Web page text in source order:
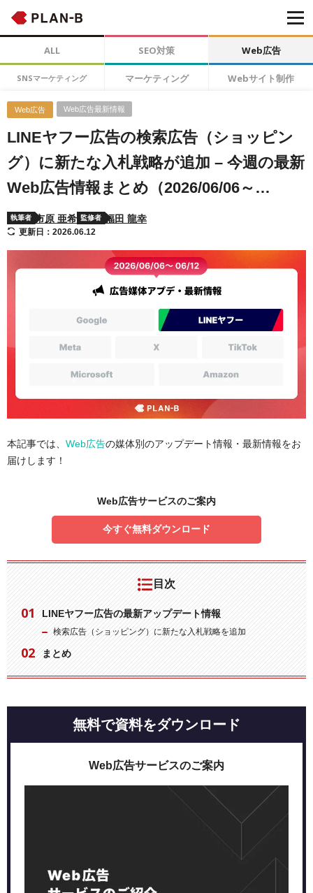
ALL SEO対策 Web広告
SNSマーケティング マーケティング Webサイト制作
Web広告 Web広告最新情報
LINEヤフー広告の検索広告（ショッピン
グ）に新たな入札戦略が追加 – 今週の最新
Web広告情報まとめ（2026/06/06～
06/12）
執筆者 市原 亜希 監修者 福田 龍幸
更新日：2026.06.12
本記事では、 Web広告の媒体別のアップデート情報・最新情報をお
届けします！
Web広告サービスのご案内
今すぐ無料ダウンロード
目次
LINEヤフー広告の最新アップデート情報
検索広告（ショッピング）に新たな入札戦略を追加
まとめ
無料で資料をダウンロード
Web広告サービスのご案内